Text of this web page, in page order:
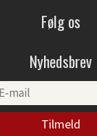
Følg os
Nyhedsbrev